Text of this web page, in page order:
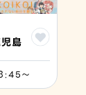
島
〜